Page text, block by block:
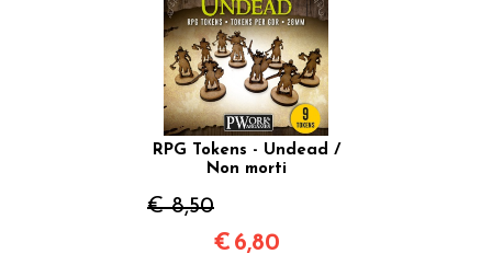
RPG Tokens - Undead /
Non morti
€ 8,50
€ 6,80